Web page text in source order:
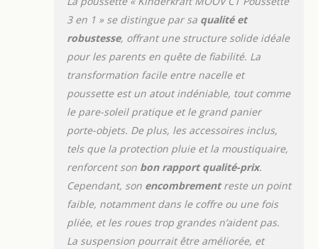
poussette est livrée avec le siège auto
MINK PRO (0-13 kg, groupe ECE 0+) et
des adaptateurs universels * -
ensemble, ils vous permettent de fixer
facilement le siège au cadre de la
poussette. Le siège a un insert
supplémentaire pour les nourrissons.
Il sert de siège auto et de porte-bébé.
Il dispose de ceintures à 3 points,
d'une poignée réglable en 3 positions
et d'un pare-soleil. ● Accessoires: la
poussette est livrée avec une housse
de pluie, une chancelière, des
adaptateurs pour le siège, une
moustiquaire et un sac pour la
maman.
3 en 1 » se distingue par sa qualité et
robustesse, offrant une structure solide idéale
pour les parents en quête de fiabilité. La
transformation facile entre nacelle et
poussette est un atout indéniable, tout comme
le pare-soleil pratique et le grand panier
porte-objets. De plus, les accessoires inclus,
tels que la protection pluie et la moustiquaire,
renforcent son bon rapport qualité-prix.
Cependant, son encombrementreste un point
faible, notamment dans le coffre ou une fois
pliée, et les roues trop grandes n’aident pas.
La suspension pourrait être améliorée, et